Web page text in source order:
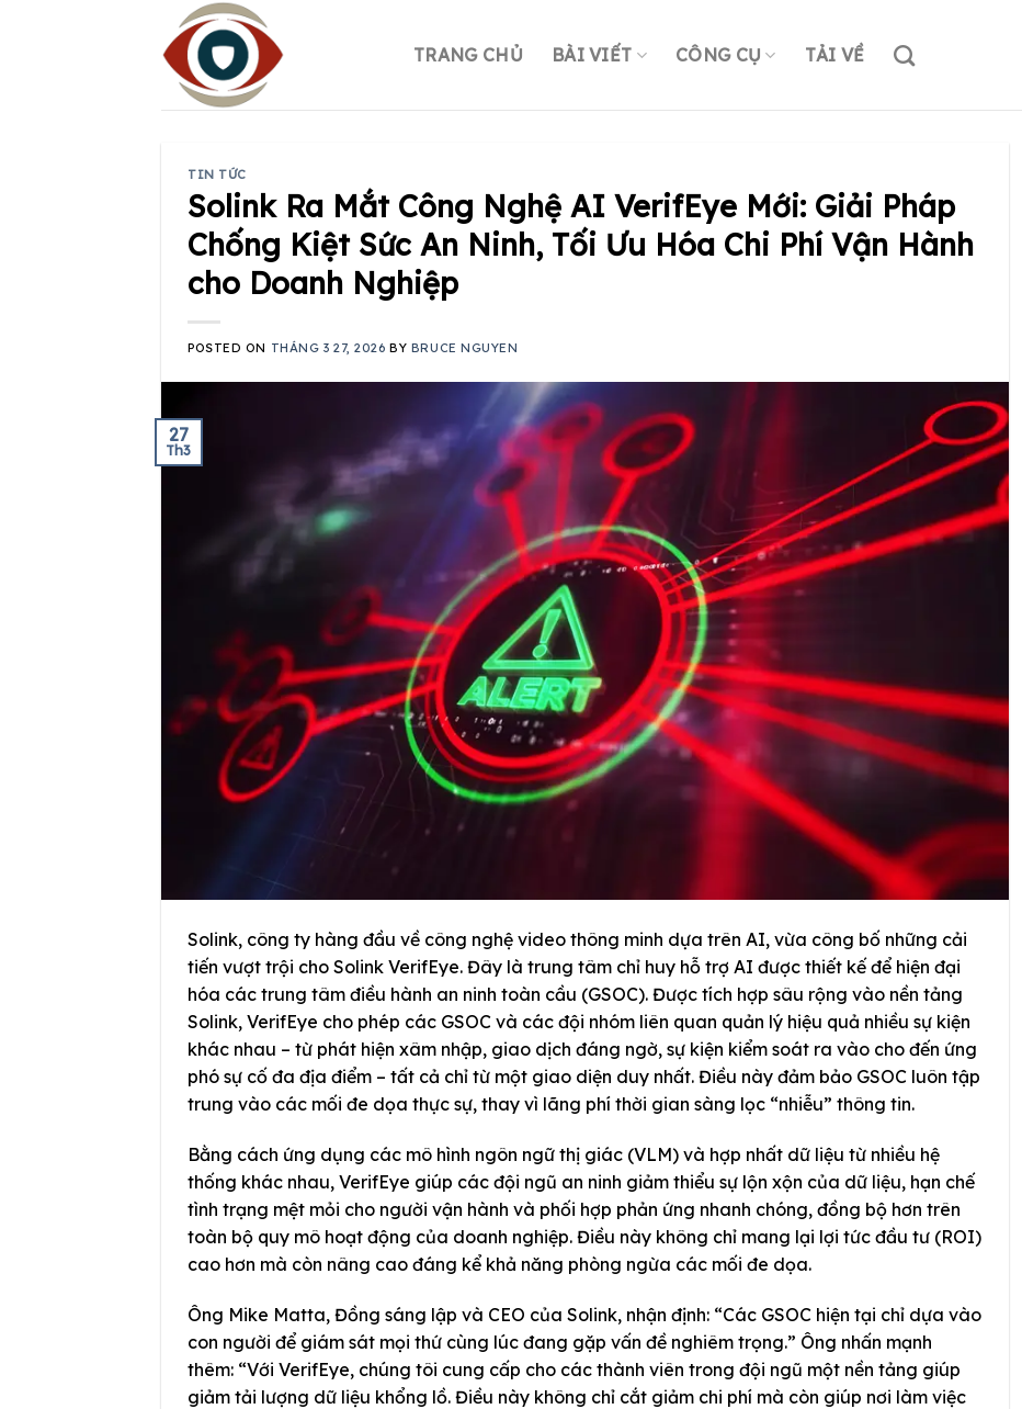
TRANG CHỦ BÀI VIẾT CÔNG CỤ TẢI VỀ
TIN TỨC
Solink Ra Mắt Công Nghệ AI VerifEye Mới: Giải Pháp
Chống Kiệt Sức An Ninh, Tối Ưu Hóa Chi Phí Vận Hành
cho Doanh Nghiệp
POSTED ON THÁNG 3 27, 2026 BY BRUCE NGUYEN
27
Th3
Solink, công ty hàng đầu về công nghệ video thông minh dựa trên AI, vừa công bố những cải
tiến vượt trội cho Solink VerifEye. Đây là trung tâm chỉ huy hỗ trợ AI được thiết kế để hiện đại
hóa các trung tâm điều hành an ninh toàn cầu (GSOC). Được tích hợp sâu rộng vào nền tảng
Solink, VerifEye cho phép các GSOC và các đội nhóm liên quan quản lý hiệu quả nhiều sự kiện
khác nhau – từ phát hiện xâm nhập, giao dịch đáng ngờ, sự kiện kiểm soát ra vào cho đến ứng
phó sự cố đa địa điểm – tất cả chỉ từ một giao diện duy nhất. Điều này đảm bảo GSOC luôn tập
trung vào các mối đe dọa thực sự, thay vì lãng phí thời gian sàng lọc “nhiễu” thông tin.
Bằng cách ứng dụng các mô hình ngôn ngữ thị giác (VLM) và hợp nhất dữ liệu từ nhiều hệ
thống khác nhau, VerifEye giúp các đội ngũ an ninh giảm thiểu sự lộn xộn của dữ liệu, hạn chế
tình trạng mệt mỏi cho người vận hành và phối hợp phản ứng nhanh chóng, đồng bộ hơn trên
toàn bộ quy mô hoạt động của doanh nghiệp. Điều này không chỉ mang lại lợi tức đầu tư (ROI)
cao hơn mà còn nâng cao đáng kể khả năng phòng ngừa các mối đe dọa.
Ông Mike Matta, Đồng sáng lập và CEO của Solink, nhận định: “Các GSOC hiện tại chỉ dựa vào
con người để giám sát mọi thứ cùng lúc đang gặp vấn đề nghiêm trọng.” Ông nhấn mạnh
thêm: “Với VerifEye, chúng tôi cung cấp cho các thành viên trong đội ngũ một nền tảng giúp
giảm tải lượng dữ liệu khổng lồ. Điều này không chỉ cắt giảm chi phí mà còn giúp nơi làm việc